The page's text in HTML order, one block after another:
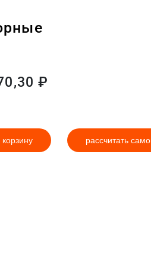
₽
корзину рассчитать